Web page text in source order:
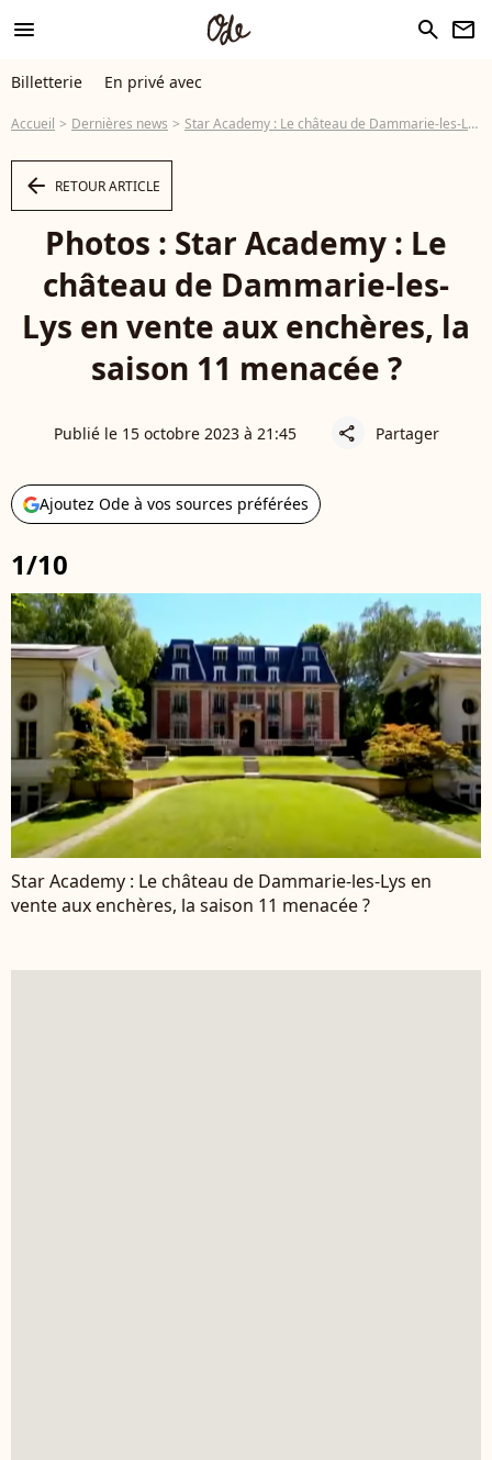
menu search newsletter
Billetterie En privé avec
Accueil Dernières news Star Academy : Le château de Dammarie-les-Lys en vente aux enchères, la saison 11 menacée ?
arrow_left RETOUR ARTICLE
Photos : Star Academy : Le
château de Dammarie-les-
Lys en vente aux enchères, la
saison 11 menacée ?
Publié le 15 octobre 2023 à 21:45 share Partager
Ajoutez Ode à vos sources préférées
1/10
Star Academy : Le château de Dammarie-les-Lys en
vente aux enchères, la saison 11 menacée ?